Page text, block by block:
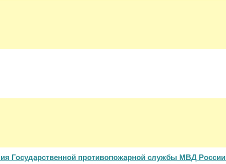
Государственной противопожарной службы МВД России